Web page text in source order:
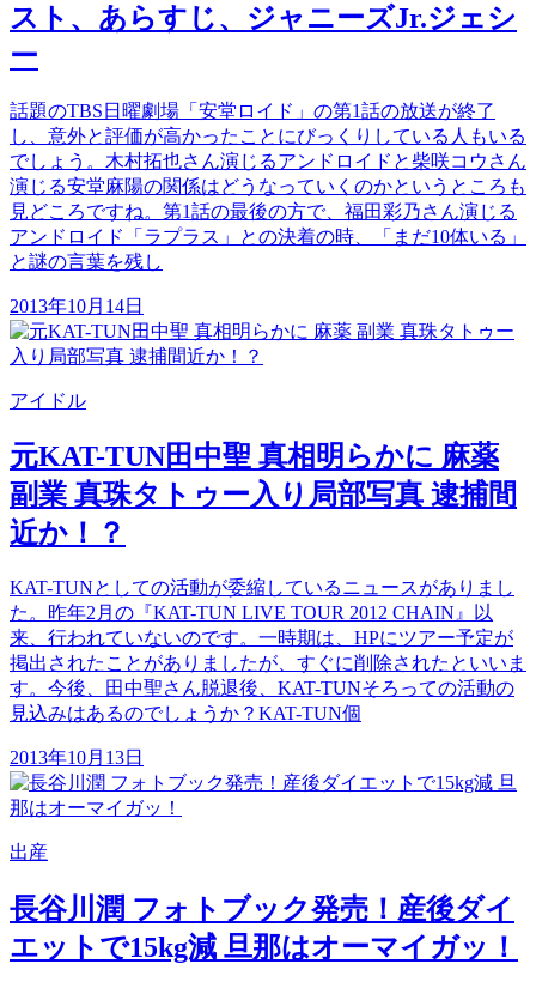
スト、あらすじ、ジャニーズJr.ジェシ
ー
話題のTBS日曜劇場「安堂ロイド」の第1話の放送が終了
し、意外と評価が高かったことにびっくりしている人もいる
でしょう。木村拓也さん演じるアンドロイドと柴咲コウさん
演じる安堂麻陽の関係はどうなっていくのかというところも
見どころですね。第1話の最後の方で、福田彩乃さん演じる
アンドロイド「ラプラス」との決着の時、「まだ10体いる」
と謎の言葉を残し
2013年10月14日
アイドル
元KAT-TUN田中聖 真相明らかに 麻薬
副業 真珠タトゥー入り局部写真 逮捕間
近か！？
KAT-TUNとしての活動が委縮しているニュースがありまし
た。昨年2月の『KAT-TUN LIVE TOUR 2012 CHAIN』以
来、行われていないのです。一時期は、HPにツアー予定が
掲出されたことがありましたが、すぐに削除されたといいま
す。今後、田中聖さん脱退後、KAT-TUNそろっての活動の
見込みはあるのでしょうか？KAT-TUN個
2013年10月13日
出産
長谷川潤 フォトブック発売！産後ダイ
エットで15kg減 旦那はオーマイガッ！